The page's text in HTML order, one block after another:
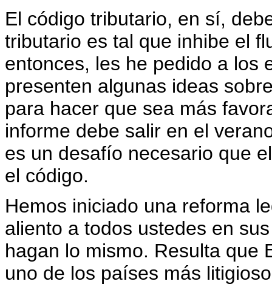
El código tributario, en sí,
tributario es tal que inhibe el
entonces, les he pedido a los
presenten algunas ideas
para hacer que sea más
informe debe salir en el
es un desafío necesario que
el código.
Hemos iniciado una reforma
aliento a todos ustedes en
hagan lo mismo. Resulta que
uno de los países más